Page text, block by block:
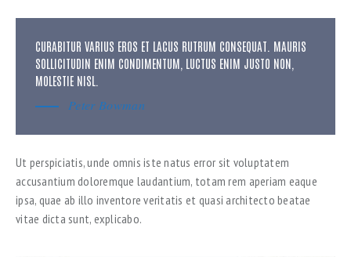
CURABITUR VARIUS EROS ET LACUS RUTRUM CONSEQUAT. MAURIS
SOLLICITUDIN ENIM CONDIMENTUM, LUCTUS ENIM JUSTO NON,
MOLESTIE NISL.
Peter Bowman
Ut perspiciatis, unde omnis iste natus error sit voluptatem
accusantium doloremque laudantium, totam rem aperiam eaque
ipsa, quae ab illo inventore veritatis et quasi architecto beatae
vitae dicta sunt, explicabo.